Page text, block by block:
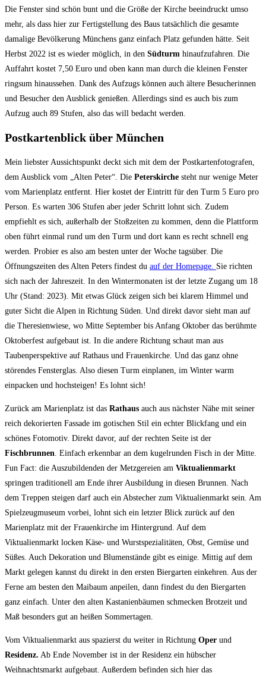
Die Fenster sind schön bunt und die Größe der Kirche beeindruckt umso
mehr, als dass hier zur Fertigstellung des Baus tatsächlich die gesamte
damalige Bevölkerung Münchens ganz einfach Platz gefunden hätte. Seit
Herbst 2022 ist es wieder möglich, in den Südturm hinaufzufahren. Die
Auffahrt kostet 7,50 Euro und oben kann man durch die kleinen Fenster
ringsum hinaussehen. Dank des Aufzugs können auch ältere Besucherinnen
und Besucher den Ausblick genießen. Allerdings sind es auch bis zum
Aufzug auch 89 Stufen, also das will bedacht werden.
Postkartenblick über München
Mein liebster Aussichtspunkt deckt sich mit dem der Postkartenfotografen,
dem Ausblick vom „Alten Peter“. Die Peterskirche steht nur wenige Meter
vom Marienplatz entfernt. Hier kostet der Eintritt für den Turm 5 Euro pro
Person. Es warten 306 Stufen aber jeder Schritt lohnt sich. Zudem
empfiehlt es sich, außerhalb der Stoßzeiten zu kommen, denn die Plattform
oben führt einmal rund um den Turm und dort kann es recht schnell eng
werden. Probier es also am besten unter der Woche tagsüber. Die
Öffnungszeiten des Alten Peters findest du auf der Homepage. Sie richten
sich nach der Jahreszeit. In den Wintermonaten ist der letzte Zugang um 18
Uhr (Stand: 2023). Mit etwas Glück zeigen sich bei klarem Himmel und
guter Sicht die Alpen in Richtung Süden. Und direkt davor sieht man auf
die Theresienwiese, wo Mitte September bis Anfang Oktober das berühmte
Oktoberfest aufgebaut ist. In die andere Richtung schaut man aus
Taubenperspektive auf Rathaus und Frauenkirche. Und das ganz ohne
störendes Fensterglas. Also diesen Turm einplanen, im Winter warm
einpacken und hochsteigen! Es lohnt sich!
Zurück am Marienplatz ist das Rathaus auch aus nächster Nähe mit seiner
reich dekorierten Fassade im gotischen Stil ein echter Blickfang und ein
schönes Fotomotiv. Direkt davor, auf der rechten Seite ist der
Fischbrunnen . Einfach erkennbar an dem kugelrunden Fisch in der Mitte.
Fun Fact: die Auszubildenden der Metzgereien am Viktualienmarkt
springen traditionell am Ende ihrer Ausbildung in diesen Brunnen. Nach
dem Treppen steigen darf auch ein Abstecher zum Viktualienmarkt sein. Am
Spielzeugmuseum vorbei, lohnt sich ein letzter Blick zurück auf den
Marienplatz mit der Frauenkirche im Hintergrund. Auf dem
Viktualienmarkt locken Käse- und Wurstspezialitäten, Obst, Gemüse und
Süßes. Auch Dekoration und Blumenstände gibt es einige. Mittig auf dem
Markt gelegen kannst du direkt in den ersten Biergarten einkehren. Aus der
Ferne am besten den Maibaum anpeilen, dann findest du den Biergarten
ganz einfach. Unter den alten Kastanienbäumen schmecken Brotzeit und
Maß besonders gut an heißen Sommertagen.
Vom Viktualienmarkt aus spazierst du weiter in Richtung Oper und
Residenz. Ab Ende November ist in der Residenz ein hübscher
Weihnachtsmarkt aufgebaut. Außerdem befinden sich hier das